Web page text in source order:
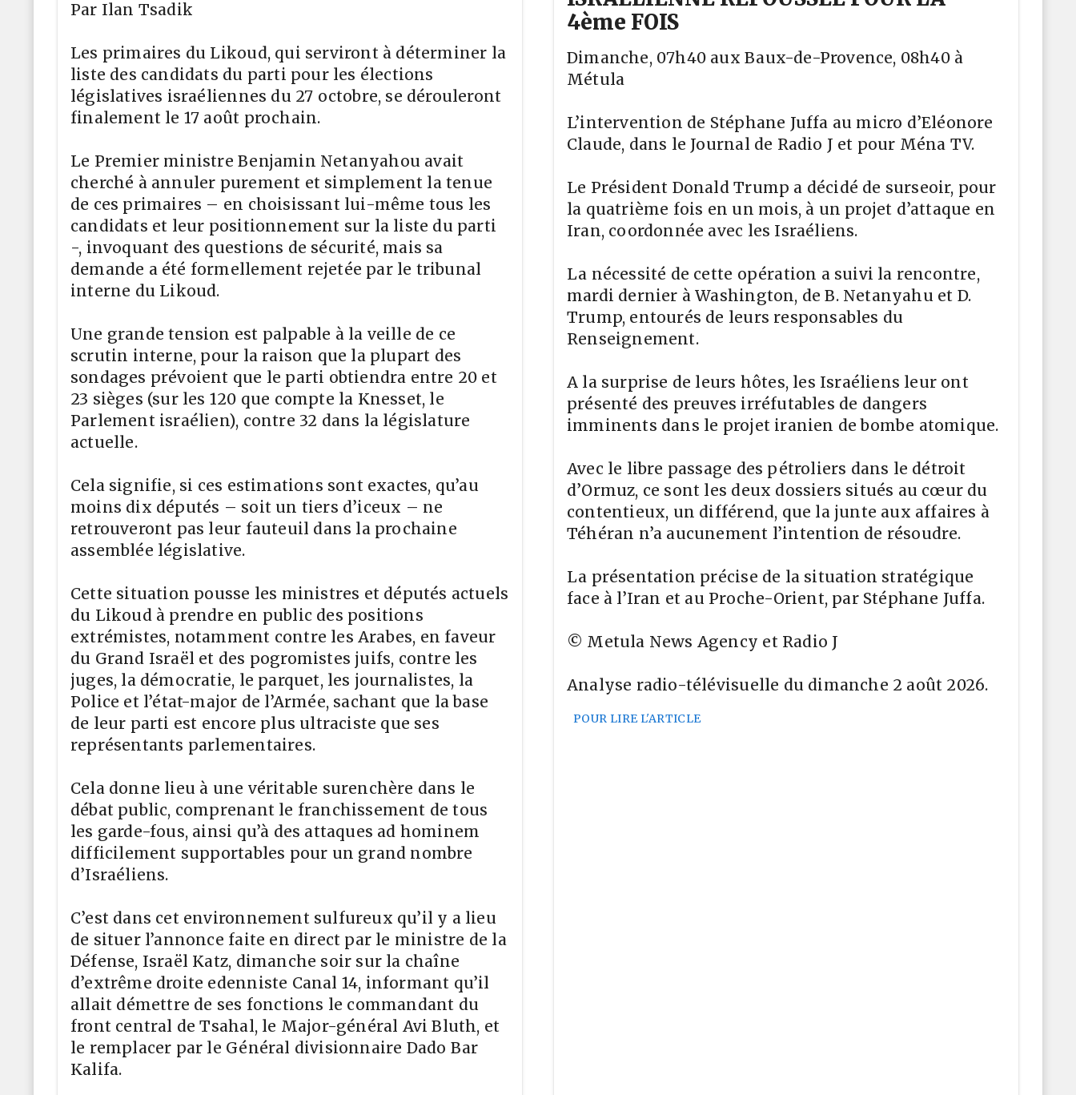
Par Ilan Tsadik
Les primaires du Likoud, qui serviront à déterminer la
liste des candidats du parti pour les élections
législatives israéliennes du 27 octobre, se dérouleront
finalement le 17 août prochain.
Le Premier ministre Benjamin Netanyahou avait
cherché à annuler purement et simplement la tenue
de ces primaires – en choisissant lui-même tous les
candidats et leur positionnement sur la liste du parti
-, invoquant des questions de sécurité, mais sa
demande a été formellement rejetée par le tribunal
interne du Likoud.
Une grande tension est palpable à la veille de ce
scrutin interne, pour la raison que la plupart des
sondages prévoient que le parti obtiendra entre 20 et
23 sièges (sur les 120 que compte la Knesset, le
Parlement israélien), contre 32 dans la législature
actuelle.
Cela signifie, si ces estimations sont exactes, qu’au
moins dix députés – soit un tiers d’iceux – ne
retrouveront pas leur fauteuil dans la prochaine
assemblée législative.
Cette situation pousse les ministres et députés actuels
du Likoud à prendre en public des positions
extrémistes, notamment contre les Arabes, en faveur
du Grand Israël et des pogromistes juifs, contre les
juges, la démocratie, le parquet, les journalistes, la
Police et l’état-major de l’Armée, sachant que la base
de leur parti est encore plus ultraciste que ses
représentants parlementaires.
Cela donne lieu à une véritable surenchère dans le
débat public, comprenant le franchissement de tous
les garde-fous, ainsi qu’à des attaques ad hominem
difficilement supportables pour un grand nombre
d’Israéliens.
C’est dans cet environnement sulfureux qu’il y a lieu
de situer l’annonce faite en direct par le ministre de la
Défense, Israël Katz, dimanche soir sur la chaîne
d’extrême droite edenniste Canal 14, informant qu’il
allait démettre de ses fonctions le commandant du
front central de Tsahal, le Major-général Avi Bluth, et
le remplacer par le Général divisionnaire Dado Bar
Kalifa.
4ème FOIS
Dimanche, 07h40 aux Baux-de-Provence, 08h40 à
Métula
L’intervention de Stéphane Juffa au micro d’Eléonore
Claude, dans le Journal de Radio J et pour Ména TV.
Le Président Donald Trump a décidé de surseoir, pour
la quatrième fois en un mois, à un projet d’attaque en
Iran, coordonnée avec les Israéliens.
La nécessité de cette opération a suivi la rencontre,
mardi dernier à Washington, de B. Netanyahu et D.
Trump, entourés de leurs responsables du
Renseignement.
A la surprise de leurs hôtes, les Israéliens leur ont
présenté des preuves irréfutables de dangers
imminents dans le projet iranien de bombe atomique.
Avec le libre passage des pétroliers dans le détroit
d’Ormuz, ce sont les deux dossiers situés au cœur du
contentieux, un différend, que la junte aux affaires à
Téhéran n’a aucunement l’intention de résoudre.
La présentation précise de la situation stratégique
face à l’Iran et au Proche-Orient, par Stéphane Juffa.
© Metula News Agency et Radio J
Analyse radio-télévisuelle du dimanche 2 août 2026.
POUR LIRE L'ARTICLE